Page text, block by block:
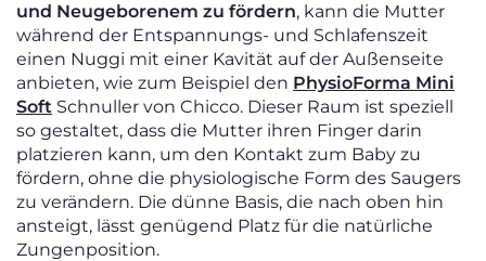
und Neugeborenem zu fördern, kann die Mutter
während der Entspannungs- und Schlafenszeit
einen Nuggi mit einer Kavität auf der Außenseite
anbieten, wie zum Beispiel den PhysioForma Mini
Soft Schnuller von Chicco. Dieser Raum ist speziell
so gestaltet, dass die Mutter ihren Finger darin
platzieren kann, um den Kontakt zum Baby zu
fördern, ohne die physiologische Form des Saugers
zu verändern. Die dünne Basis, die nach oben hin
ansteigt, lässt genügend Platz für die natürliche
Zungenposition.